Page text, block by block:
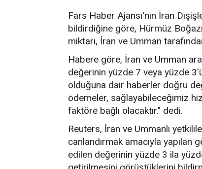
Fars Haber Ajansı'nın İran
bildirdiğine göre, Hürmüz
miktarı, İran ve Umman
Habere göre, İran ve Umman
değerinin yüzde 7 veya yüzde
olduğuna dair haberler doğru
ödemeler, sağlayabileceğimiz
faktöre bağlı olacaktır." dedi.
Reuters, İran ve Ummanlı
canlandırmak amacıyla yapılan
edilen değerinin yüzde 3 ila